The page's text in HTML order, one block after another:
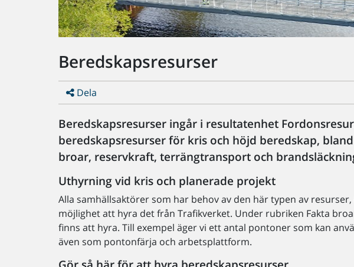
Beredskapsresurser
Dela
Beredskapsresurser ingår i resultatenhet
beredskapsresurser för kris och höjd beredskap,
broar, reservkraft, terrängtransport och
Uthyrning vid kris och planerade projekt
Alla samhällsaktörer som har behov av den här typen av
möjlighet att hyra det från Trafikverket. Under rubriken Fakta
finns att hyra. Till exempel äger vi ett antal pontoner som kan
även som pontonfärja och arbetsplattform.